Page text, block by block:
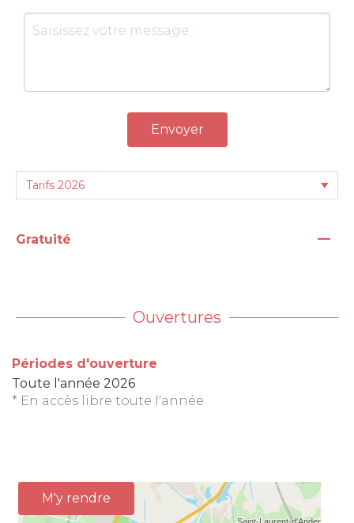
Envoyer
Gratuité —
Ouvertures
Périodes d'ouverture
Toute l'année 2026
* En accès libre toute l'année.
M'y rendre